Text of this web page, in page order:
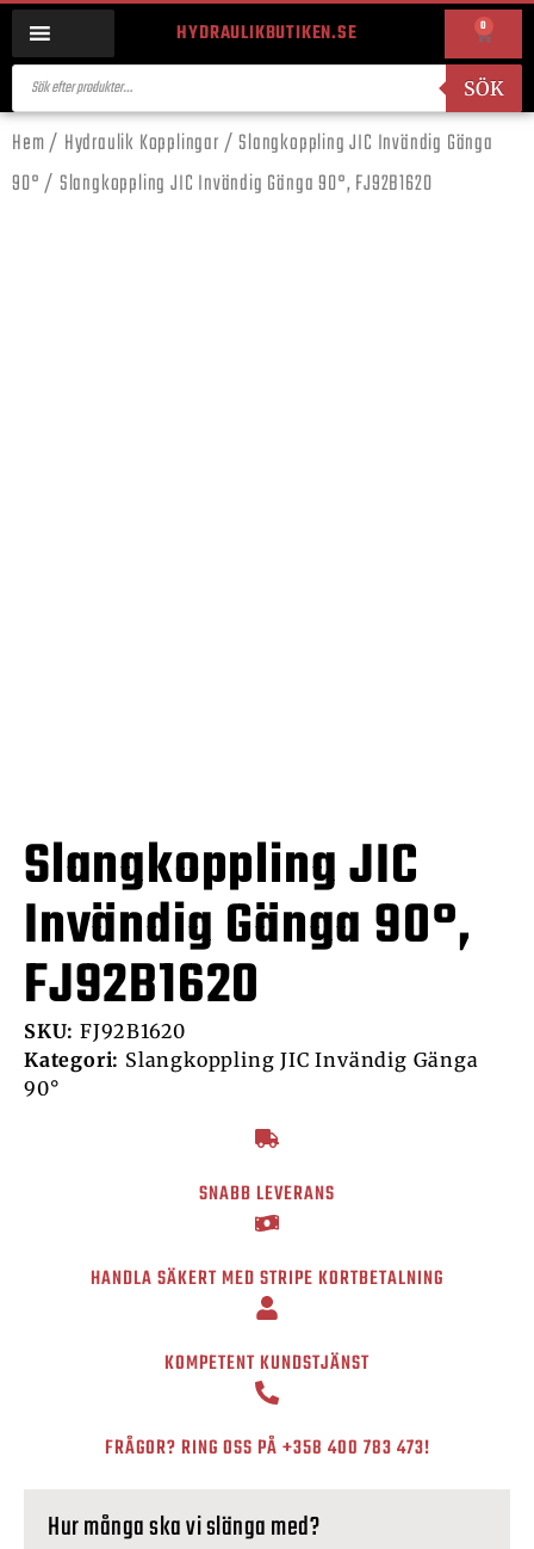
HYDRAULIKBUTIKEN.SE 0
SÖK
Hem/ Hydraulik Kopplingar/Slangkoppling JIC Invändig Gänga
90°/ Slangkoppling JIC Invändig Gänga 90°, FJ92B1620
Slangkoppling JIC
Invändig Gänga 90°,
FJ92B1620
SKU: FJ92B1620
Kategori: Slangkoppling JIC Invändig Gänga
90°
SNABB LEVERANS
HANDLA SÄKERT MED STRIPE KORTBETALNING
KOMPETENT KUNDSTJÄNST
FRÅGOR? RING OSS PÅ+358 400 783 473!
Hur många ska vi slänga med?